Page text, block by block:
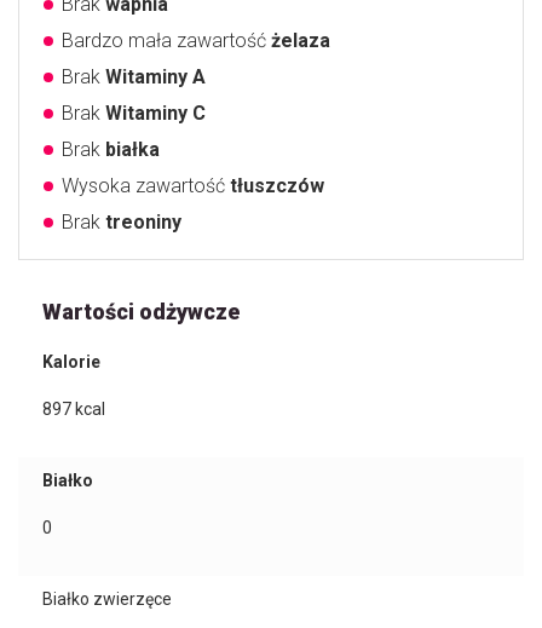
Bardzo mała zawartość żelaza
Brak Witaminy A
Brak Witaminy C
Brak białka
Wysoka zawartość tłuszczów
Brak treoniny
Wartości odżywcze
Kalorie
897 kcal
Białko
0
Białko zwierzęce